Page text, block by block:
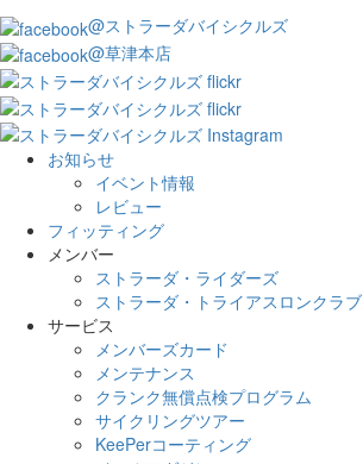
@ストラーダバイシクルズ
@草津本店
お知らせ
イベント情報
レビュー
フィッティング
メンバー
ストラーダ・ライダーズ
ストラーダ・トライアスロンクラブ
サービス
メンバーズカード
メンテナンス
クランク無償点検プログラム
サイクリングツアー
KeePerコーティング